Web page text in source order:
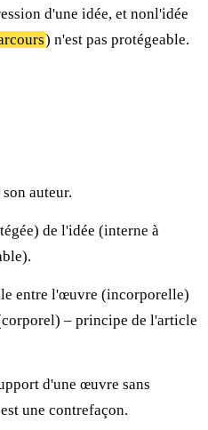
d'une idée, et nonl'idée
) n'est pas protégeable.
auteur.
de l'idée (interne à
entre l'œuvre (incorporelle)
– principe de l'article
d'une œuvre sans
une contrefaçon.